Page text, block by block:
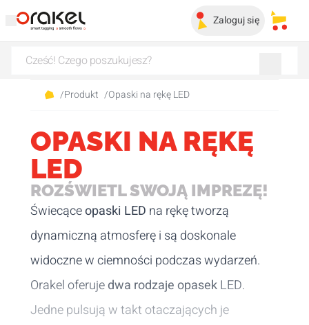
Zaloguj się Moje
/Produkt /Opaski na rękę LED
OPASKI NA RĘKĘ
LED
ROZŚWIETL SWOJĄ IMPREZĘ!
Świecąceopaski LED na rękę tworzą
dynamiczną atmosferę i są doskonale
widoczne w ciemności podczas wydarzeń.
Orakel oferujedwa rodzaje opasekLED.
Jedne pulsują w takt otaczających je